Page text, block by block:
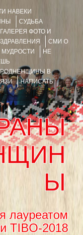
НАВЕКИ
СУДЬБА
ГАЛЕРЕЯ ФОТО И
СМИ О
МУДРОСТИ
НЕ
В
НАПИСАТЬ
Ы
лауреатом
TIBO-2018